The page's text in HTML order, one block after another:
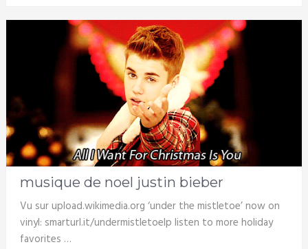
musique de noel justin bieber
Vu sur upload.wikimedia.org ‘under the mistletoe’ now on
vinyl: smarturl.it/undermistletoelp listen to more holiday
favorites …